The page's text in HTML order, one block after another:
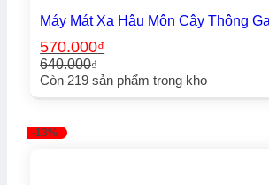
Máy Mát Xa Hậu Môn Cây Thông
640.000₫
Giá
640.000₫.
570.000₫
Giá
là:
570.000₫.
Còn 219 sản phẩm trong kho
-13%